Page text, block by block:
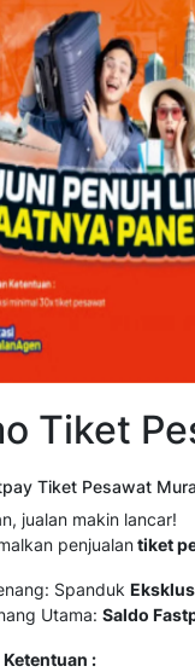
Tiket
Tiket Pesawat
jualan makin lancar!
penjualantiket
Spanduk
Utama: Saldo
: